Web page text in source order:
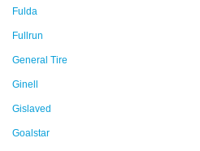
Fulda
Fullrun
General Tire
Ginell
Gislaved
Goalstar